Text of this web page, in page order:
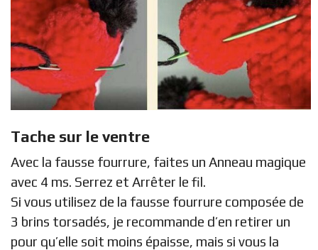
Tache sur le ventre
Avec la fausse fourrure, faites un Anneau magique
avec 4 ms. Serrez et Arrêter le fil.
Si vous utilisez de la fausse fourrure composée de
3 brins torsadés, je recommande d’en retirer un
pour qu’elle soit moins épaisse, mais si vous la